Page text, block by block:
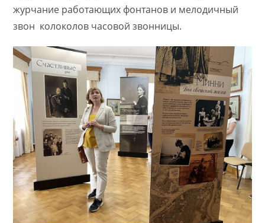
журчание работающих фонтанов и мелодичный
звон колоколов часовой звонницы.